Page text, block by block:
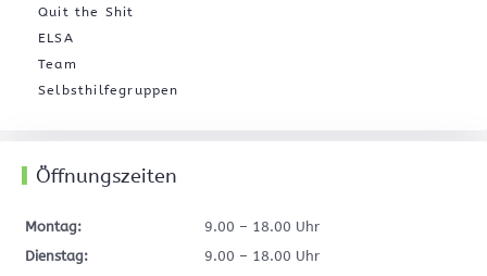
Quit the Shit
ELSA
Team
Selbsthilfegruppen
Öffnungszeiten
Montag:
9.00 – 18.00 Uhr
Dienstag:
9.00 – 18.00 Uhr